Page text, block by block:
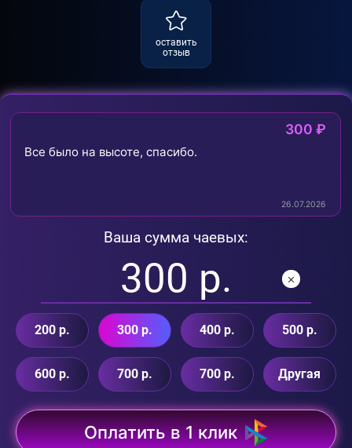
оставить
отзыв
300 ₽
Все было на высоте, спасибо.
26.07.2026
Ваша сумма чаевых:
200 р. 300 р. 400 р. 500 р.
600 р. 700 р. 700 р. Другая
Оплатить в 1 клик